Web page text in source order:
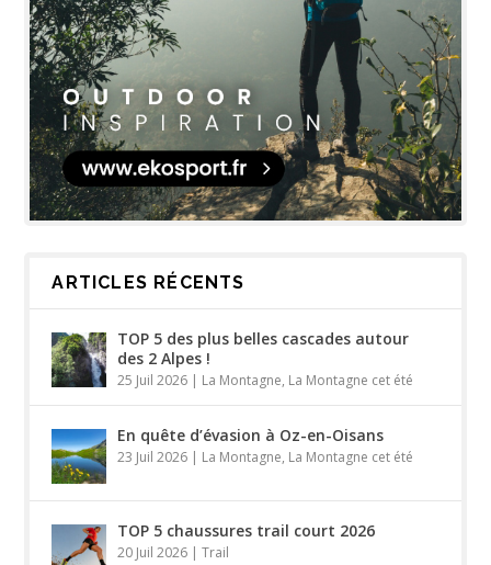
ARTICLES RÉCENTS
TOP 5 des plus belles cascades autour
des 2 Alpes !
25 Juil 2026 | La Montagne, La Montagne cet été
En quête d’évasion à Oz-en-Oisans
23 Juil 2026 | La Montagne, La Montagne cet été
TOP 5 chaussures trail court 2026
20 Juil 2026 |Trail